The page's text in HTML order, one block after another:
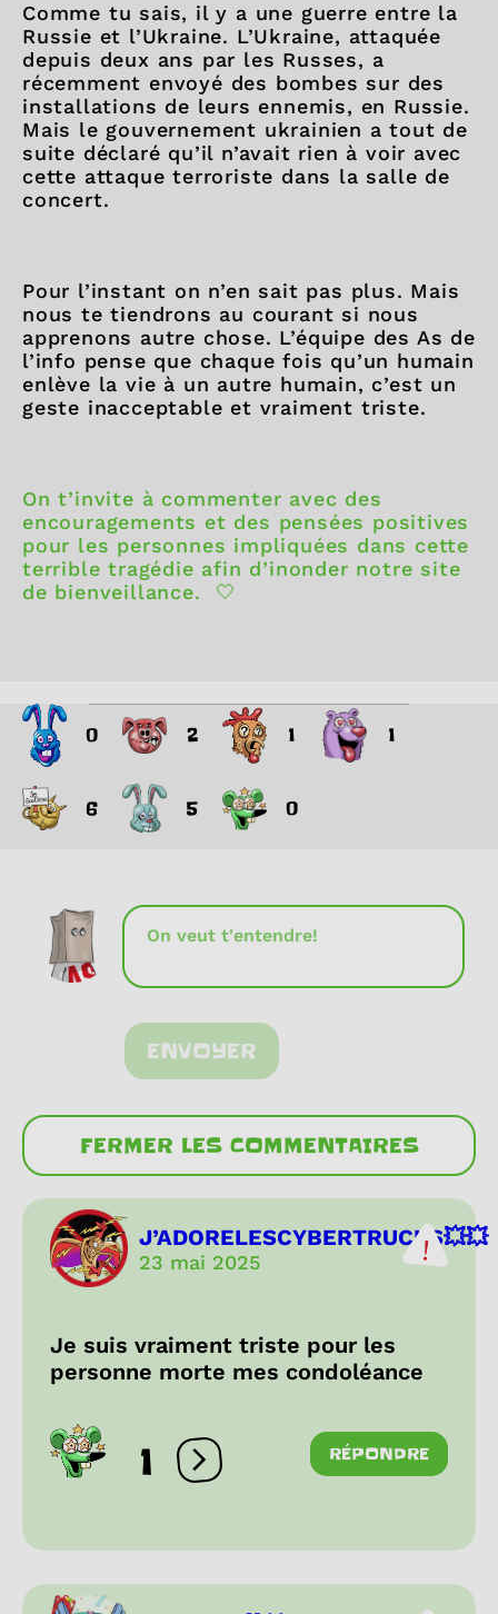
Comme tu sais, il y a une guerre entre la
Russie et l’Ukraine. L’Ukraine, attaquée
depuis deux ans par les Russes, a
récemment envoyé des bombes sur des
installations de leurs ennemis, en Russie.
Mais le gouvernement ukrainien a tout de
suite déclaré qu’il n’avait rien à voir avec
cette attaque terroriste dans la salle de
concert.
Pour l’instant on n’en sait pas plus. Mais
nous te tiendrons au courant si nous
apprenons autre chose. L’équipe des As de
l’info pense que chaque fois qu’un humain
enlève la vie à un autre humain, c’est un
geste inacceptable et vraiment triste.
On t’invite à commenter avec des
encouragements et des pensées positives
pour les personnes impliquées dans cette
terrible tragédie afin d’inonder notre site
de bienveillance. 🤍
0 2 1 1
6 5 0
ENVOYER
FERMER LES COMMENTAIRES
J’ADORELESCYBERTRUCKS💥💥
23 mai 2025
Je suis vraiment triste pour les
personne morte mes condoléance
1 Ouvrir les réactions
RÉPONDRE